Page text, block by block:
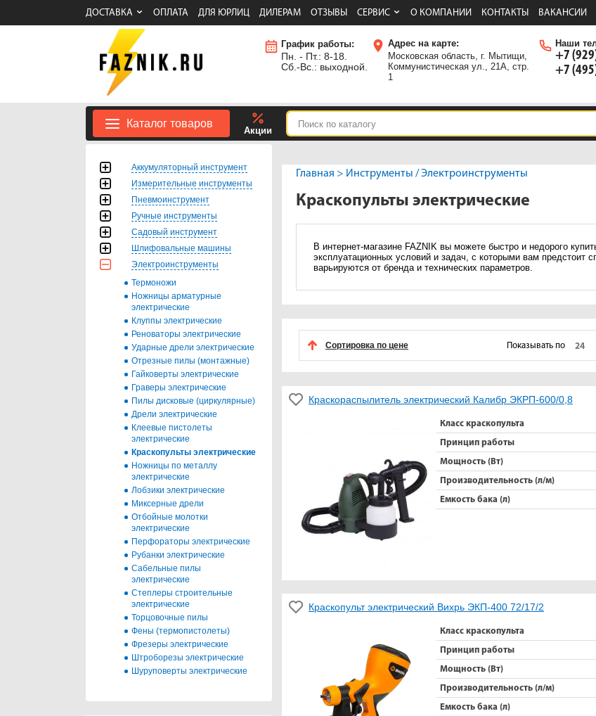
ДОСТАВКА ОПЛАТА ДЛЯ ЮРЛИЦ ДИЛЕРАМ ОТЗЫВЫ СЕРВИС О КОМПАНИИ КОНТАКТЫ ВАКАНСИИ
График работы:
Пн. - Пт.: 8-18.
Сб.-Вс.: выходной.
Адрес на карте:
Московская область, г. Мытищи,
Коммунистическая ул., 21А, стр.
1
Наши
+7
+7
Каталог товаров
Акции
Аккумуляторный инструмент
Измерительные инструменты
Пневмоинструмент
Ручные инструменты
Садовый инструмент
Шлифовальные машины
Электроинструменты
Термоножи
Ножницы арматурные
электрические
Клуппы электрические
Реноваторы электрические
Ударные дрели электрические
Отрезные пилы (монтажные)
Гайковерты электрические
Граверы электрические
Пилы дисковые (циркулярные)
Дрели электрические
Клеевые пистолеты
электрические
Краскопульты электрические
Ножницы по металлу
электрические
Лобзики электрические
Миксерные дрели
Отбойные молотки
электрические
Перфораторы электрические
Рубанки электрические
Сабельные пилы
электрические
Степлеры строительные
электрические
Торцовочные пилы
Фены (термопистолеты)
Фрезеры электрические
Штроборезы электрические
Шуруповерты электрические
Главная > Инструменты /Электроинструменты
Краскопульты электрические
В интернет-магазине FAZNIK вы можете быстро и недорого
эксплуатационных условий и задач, с которыми вам предстоит
варьируются от бренда и технических параметров.
Сортировка по цене Показывать по 24
Краскораспылитель электрический Калибр ЭКРП-600/0,8
Класс краскопульта
Принцип работы
Мощность (Вт)
Производительность (л/м)
Емкость бака (л)
Краскопульт электрический Вихрь ЭКП-400 72/17/2
Класс краскопульта
Принцип работы
Мощность (Вт)
Производительность (л/м)
Емкость бака (л)